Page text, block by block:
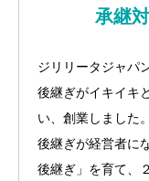
承継
ジリリータジャパ
後継ぎがイキイキ
い、創業しました。
後継ぎが経営者に
後継ぎ」を育て、